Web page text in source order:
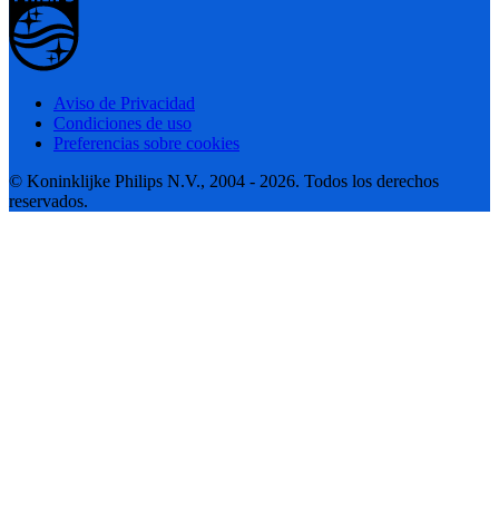
Aviso de Privacidad
Condiciones de uso
Preferencias sobre cookies
© Koninklijke Philips N.V., 2004 - 2026. Todos los derechos
reservados.